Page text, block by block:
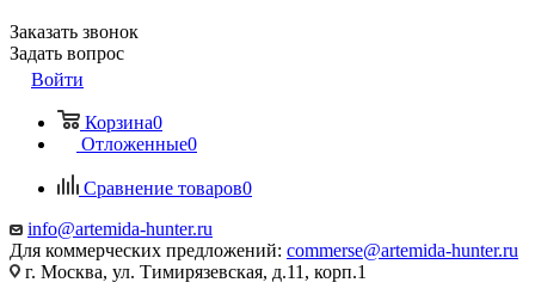
Заказать звонок
Задать вопрос
Войти
Корзина0
Отложенные0
Сравнение товаров0
info@artemida-hunter.ru
Для коммерческих предложений: commerse@artemida-hunter.ru
г. Москва, ул. Тимирязевская, д.11, корп.1